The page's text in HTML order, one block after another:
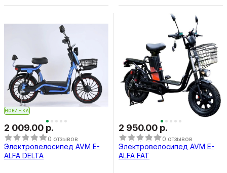
НОВИНКА
2 009.00 р.
0 отзывов
Электровелосипед AVM E-
ALFA DELTA
2 950.00 р.
0 отзывов
Электровелосипед AVM E-
ALFA FAT